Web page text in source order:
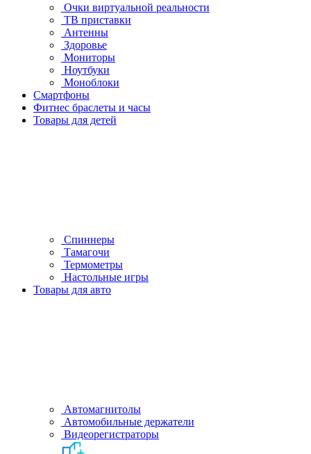
Очки виртуальной реальности
ТВ приставки
Антенны
Здоровье
Мониторы
Ноутбуки
Моноблоки
Смартфоны
Фитнес браслеты и часы
Товары для детей
Спиннеры
Тамагочи
Термометры
Настольные игры
Товары для авто
Автомагнитолы
Автомобильные держатели
Видеорегистраторы